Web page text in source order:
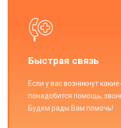
Быстрая связь
Если у вас возникнут
понадобится помощь,
Будем рады Вам помочь!